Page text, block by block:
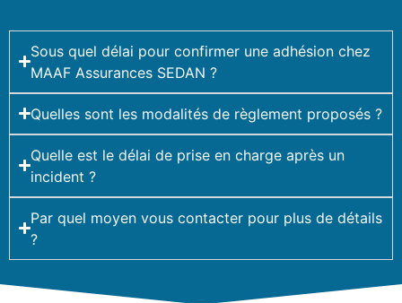
Sous quel délai pour confirmer une adhésion chez
MAAF Assurances SEDAN ?
Quelles sont les modalités de règlement proposés ?
Quelle est le délai de prise en charge après un
incident ?
Par quel moyen vous contacter pour plus de détails
?